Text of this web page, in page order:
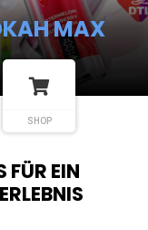
MAX
SHOP
FÜR EIN